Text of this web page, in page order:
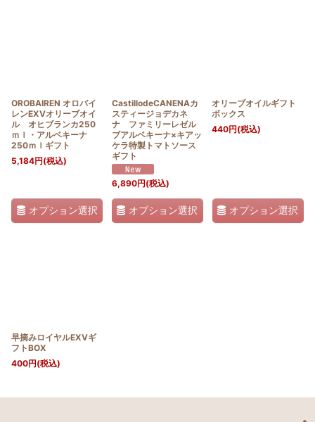
OROBAIREN オロバイ
レンEXVオリーブオイ
ル オヒブランカ250
ｍｌ・アルベキーナ
250ｍｌギフト
5,184円(税込)
オプション選択
CastillodeCANENAカ
スティージョデカネ
ナ ファミリーレゼル
ブアルベキーナ×キアッ
ケラ特製トマトソース
ギフト
6,890円(税込)
オプション選択
オリーブオイルギフト
ボックス
440円(税込)
オプション選択
早摘みロイヤルEXVギ
フトBOX
400円(税込)